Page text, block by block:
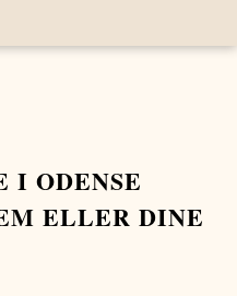
I ODENSE
ELLER DINE